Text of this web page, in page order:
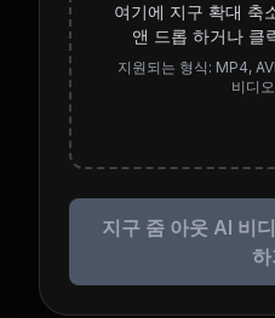
여기에 지구 확대 축
앤 드롭 하거나 클
지원되는 형식: MP4,
비디
지구 줌 아웃 AI 비
하